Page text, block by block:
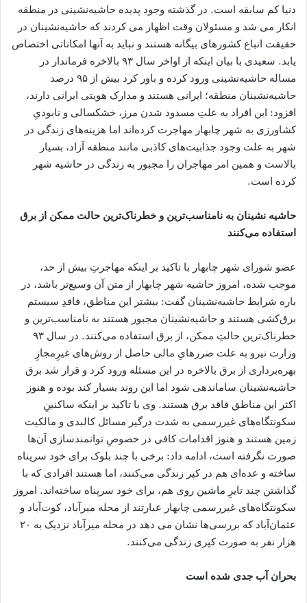
دنیا کم‌ سابقه است. در گذشته وجود پدیده حاشیه‌نشینی در منطقه
انکار می‌ شد و مسئولان وقت اظهار می‌ کردند که حاشیه‌نشینان در
حقیقت اتباع کشورهای بیگانه هستند و نباید به آ‌نها امکاناتی اختصاص
یابد. سعیدی با بیان اینکه از اواخر سال ۹۳ بالاخره فرماندار در
مساله حاشیه‌نشینی ورود کرده و باور کرد بیش از ۹۵ درصد
حاشیه‌نشینان منطقه؛ ایرانی هستند و مدارک هویتی ایرانی دارند،
افزود: این افراد به علتِ مسدود شدن مرز، خشکسالی و نابودیِ
کشاورزی به شهر چابهار مهاجرت کرده‌اند اما هزینه‌های زندگی در
شهر به علت وجود جذابیت‌های کاذبی مانند منطقه آزاد، بسیار
بالاست و همین امر مهاجران را مجبور به زندگی در حاشیه شهر
کرده است.
حاشیه نشینان به نامناسب‌ترین و خطرناک‌ترین حالت ممکن از برق
استفاده می‌کنند
عضو شورای شهر چابهار با تاکید بر اینکه مهاجرتِ بیش از حد،
موجب شده، امروز حاشیه شهر چابهار از متن آن وسیع‌تر باشد، در
باره شرایط حاشیه‌نشینان گفت: بیشتر این مناطق، فاقدِ سیستم
برق‌کشی هستند و حاشیه‌نشینان مجبور هستند به نامناسب‌ترین و
خطرناک‌ترین حالتِ ممکن، از برق استفاده می‌کنند. در سال ۹۳
وزارت نیرو به علت ضررهایِ مالی حاصل از روش‌های غیرِمجازِ
بهره‌برداری از برق بالاخره در این مسئله ورود کرد و قرار شد برق
حاشیه‌نشینان ساماندهی شود اما این روند بسیار کند بوده و هنوز
اکثر این مناطق فاقد برق هستند. وی با تاکید بر اینکه ساکنینِ
سکونتگاه‌های غیررسمی به شدت درگیر مسائل کالبدی و مالکیت
زمین هستند و هنوز اقدامات کافی در خصوصِ توانمندسازی آن‌ها
صورت نگرفته است، ادامه داد: برخی با چند بلوک برای خود سرپناه
ساخته و عده‌ای هم در کپر زندگی می‌کنند، اما هستند افرادی که با
گذاشتن چند تایرِ ماشین روی هم، برای خود سرپناه ساخته‌اند. امروز
سکونتگاه‌های غیررسمی چابهار عبارتند از محله میرآباد، کوت‌آباد و
عثمان‌آباد که بررسی‌ها نشان می ‌دهد در محله میرآباد نزدیک به ۲۰
هزار نفر به صورت کپری زندگی می‌کنند.
بحران آب جدی شده است